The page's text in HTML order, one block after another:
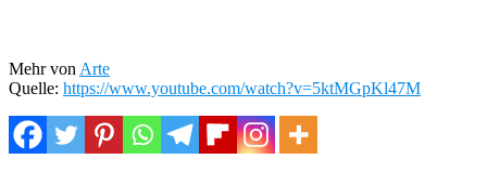
Mehr von Arte
Quelle: https://www.youtube.com/watch?v=5ktMGpKl47M